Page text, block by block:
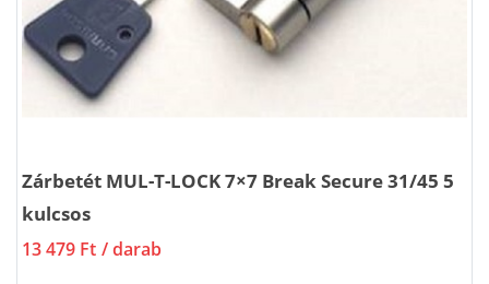
Zárbetét MUL-T-LOCK 7×7 Break Secure 31/45 5
kulcsos
13 479 Ft / darab